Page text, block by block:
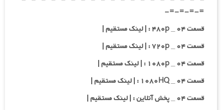
=-=-=-=-
قسمت ۰۴ _ ۴۸۰p : | لینک مستقیم |
قسمت ۰۴ _ ۷۲۰p : | لینک مستقیم |
قسمت ۰۴ _ ۱۰۸۰p : | لینک مستقیم |
قسمت ۰۴ _ ۱۰۸۰HQ : | لینک مستقیم |
قسمت ۰۴ _ پخش آنلاین : | لینک مستقیم |